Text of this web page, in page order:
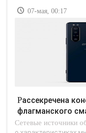
07-мая, 00:17
Рассекречена конфигурация камеры
флагманского
Сетевые источники